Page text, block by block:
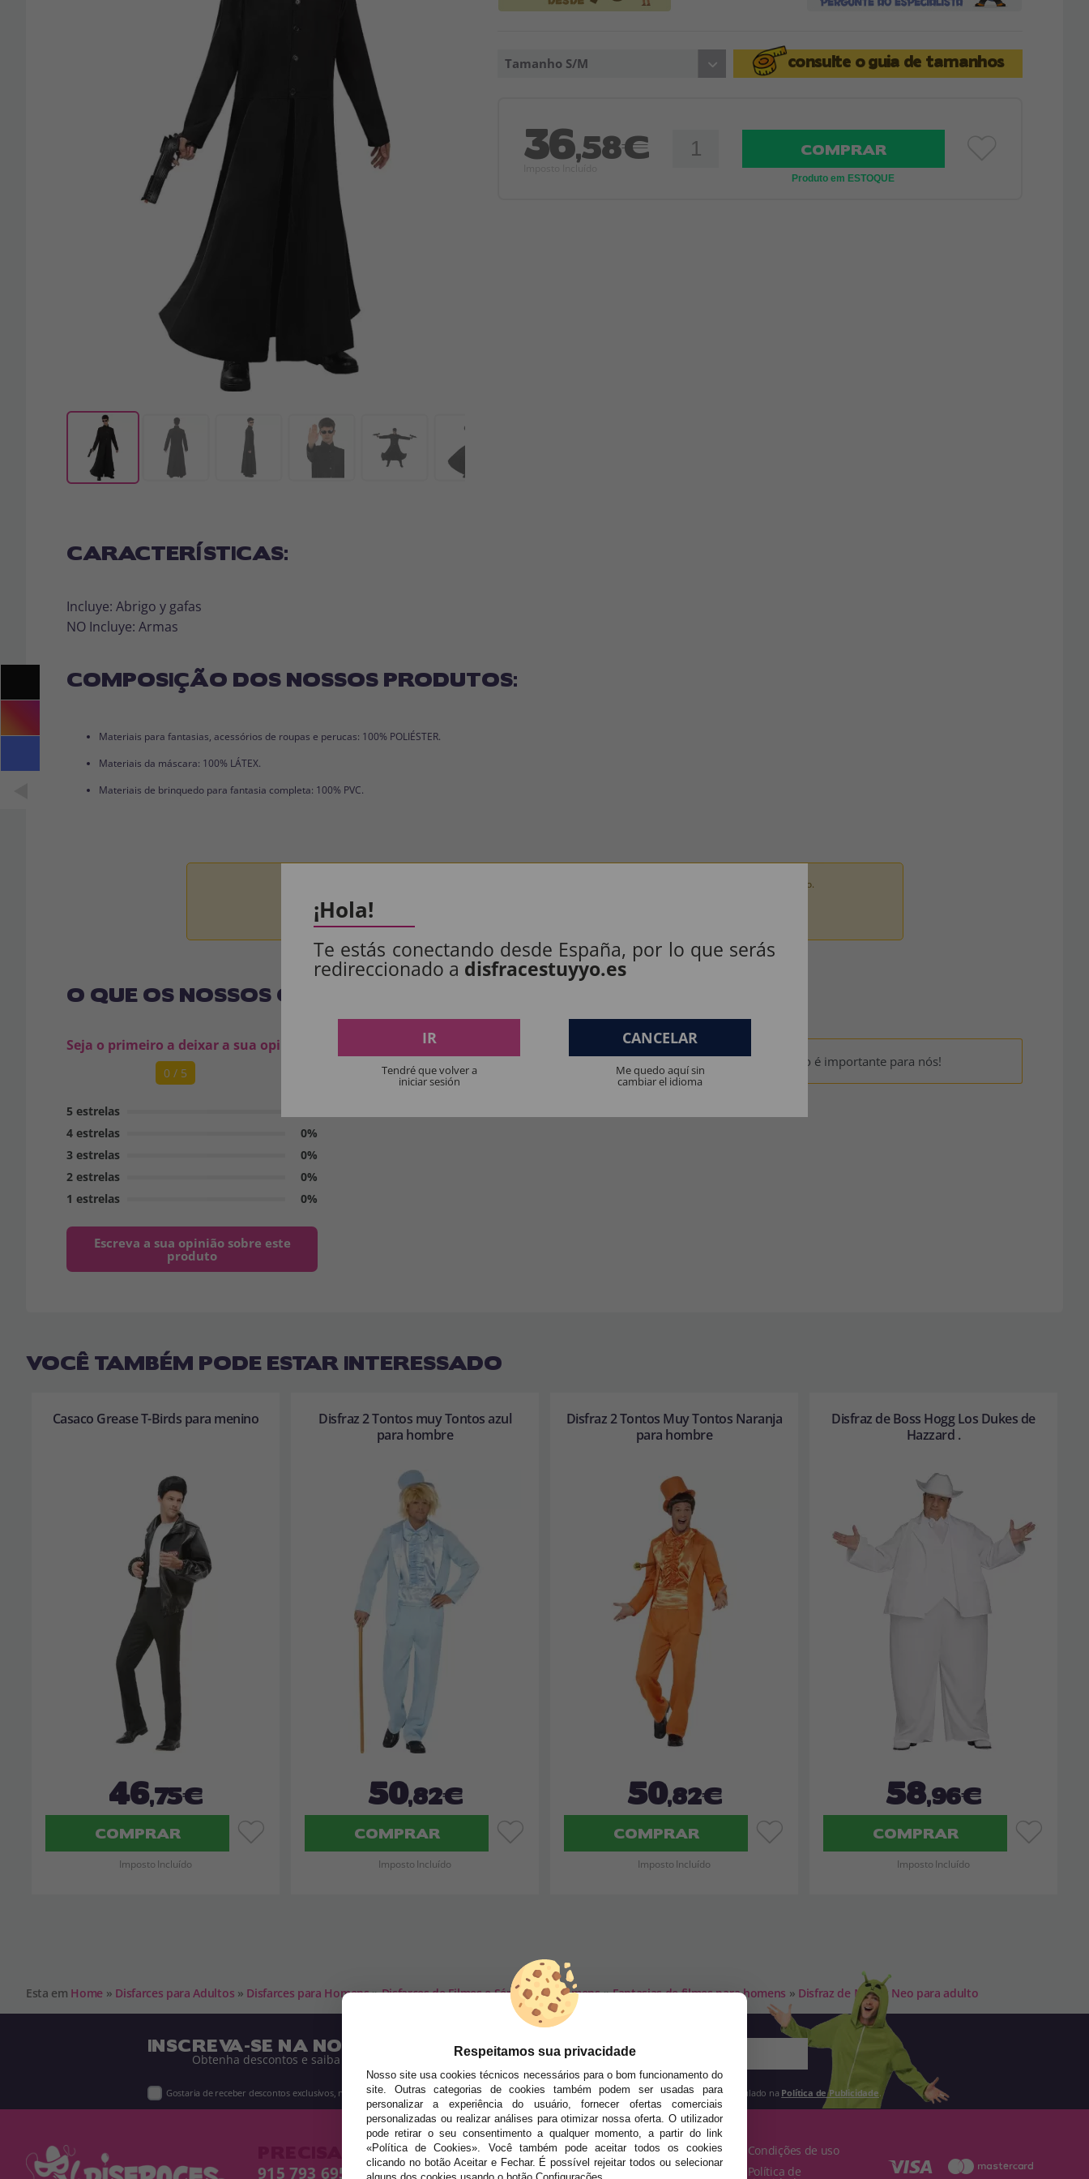
Tamanho S/M consulte oguia de tamanhos
36,58€ COMPRAR
Produto em ESTOQUE
CARACTERÍSTICAS:
Incluye: Abrigo y gafas
NO Incluye: Armas
COMPOSIÇÃO DOS NOSSOS PRODUTOS:
Materiais para fantasias, acessórios de roupas e perucas: 100% POLIÉSTER.
Materiais da máscara: 100% LÁTEX.
Materiais de brinquedo para fantasia completa: 100% PVC.
Todos os produtos destinados a crianças menores de 36 meses devem ser supervisionados por um adulto.
O QUE OS NOSSOS CLIENTES PENSAM:
Seja o primeiro a deixar a sua opinião
0 / 5
5 estrelas
4 estrelas
0%
3 estrelas
0%
2 estrelas
0%
1 estrelas
0%
Escreva a sua opinião sobre este
produto
Ainda não há comentários, quer ser o primeiro a deixar um? Sua opinião é importante para nós!
VOCÊ TAMBÉM PODE ESTAR INTERESSADO
Casaco Grease T-Birds para menino
46,75€
COMPRAR
Imposto Incluído
Disfraz 2 Tontos muy Tontos azul
para hombre
50,82€
COMPRAR
Imposto Incluído
Disfraz 2 Tontos Muy Tontos Naranja
para hombre
50,82€
COMPRAR
Imposto Incluído
Disfraz de Boss Hogg Los Dukes de
Hazzard .
58,96€
COMPRAR
Imposto Incluído
Esta em Home » Disfarces para Adultos » Disfarces para Homens»Disfarces de Filmes e Séries para Homens»Fantasias de filmes para homens » Disfraz de Matrix Neo para adulto
INSCREVA-SE NA NOSSA NEWSLETTER
Obtenha descontos e saiba de tudo antes de todos!
Gostaria de receber descontos exclusivos, novidades e tendências por e-mail. Posso cancelar a inscrição a qualquer momento, conforme estipulado na Política de Publicidade
PRECISA DE AJUDA?
915 793 695
· Quem somos
· Como comprar
· Condições de uso
· Política de
¡Hola!
Te estás conectando desde España, por lo que serás
redireccionado a disfracestuyyo.es
IR
Tendré que volver a
iniciar sesión
CANCELAR
Me quedo aquí sin
cambiar el idioma
Respeitamos sua privacidade
Nosso site usa cookies técnicos necessários para o bom funcionamento do
site. Outras categorias de cookies também podem ser usadas para
personalizar a experiência do usuário, fornecer ofertas comerciais
personalizadas ou realizar análises para otimizar nossa oferta. O utilizador
pode retirar o seu consentimento a qualquer momento, a partir do link
«Política de Cookies». Você também pode aceitar todos os cookies
clicando no botão Aceitar e Fechar. É possível rejeitar todos ou selecionar